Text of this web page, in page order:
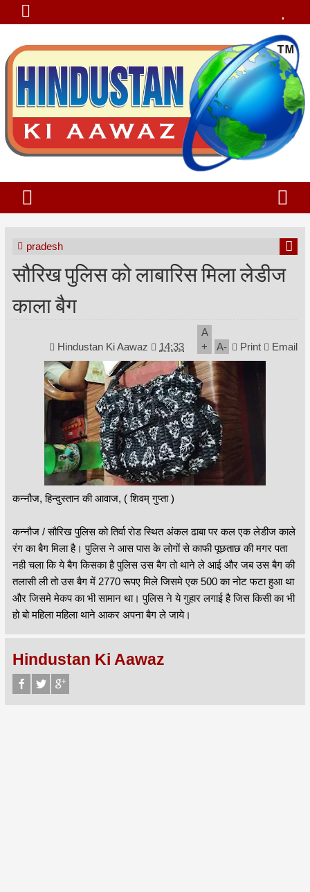
pradesh
सौरिख पुलिस को लाबारिस मिला लेडीज
काला बैग
Hindustan Ki Aawaz 14:33
A
+
A- Print Email
कन्नौज, हिन्दुस्तान की आवाज, ( शिवम् गुप्ता )
कन्नौज / सौरिख पुलिस को तिर्वा रोड स्थित अंकल ढाबा पर कल एक लेडीज काले
रंग का बैग मिला है। पुलिस ने आस पास के लोगों से काफी पूछताछ की मगर पता
नही चला कि ये बैग किसका है पुलिस उस बैग तो थाने ले आई और जब उस बैग की
तलासी ली तो उस बैग में 2770 रूपए मिले जिसमे एक 500 का नोट फटा हुआ था
और जिसमे मेकप का भी सामान था। पुलिस ने ये गुहार लगाई है जिस किसी का भी
हो बो महिला महिला थाने आकर अपना बैग ले जाये।
Hindustan Ki Aawaz